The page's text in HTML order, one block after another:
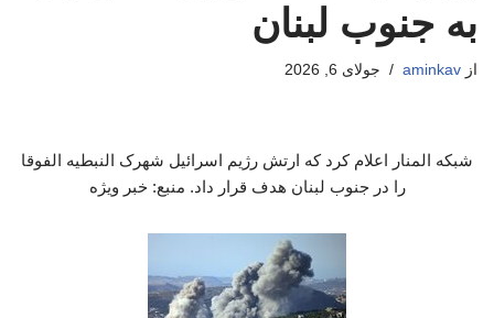
به جنوب لبنان
از aminkav جولای 6, 2026
شبکه المنار اعلام کرد که ارتش رژیم اسرائیل شهرک النبطیه‌ الفوقا
را در جنوب لبنان هدف قرار داد. منبع: خبر ویژه